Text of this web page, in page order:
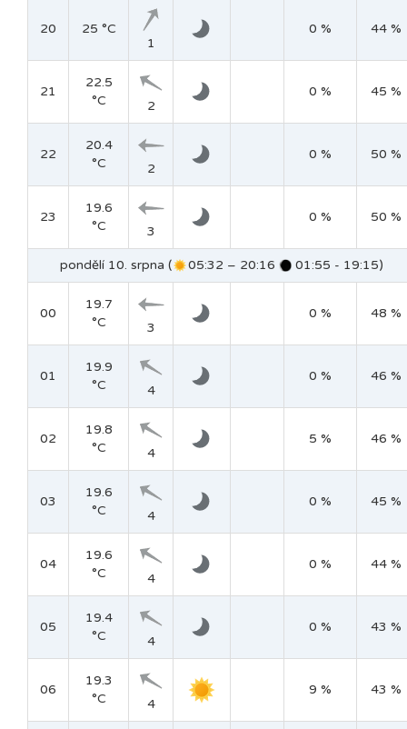
20
25 °C
1
0 % 44 %
21
22.5
°C
2
0 % 45 %
22
20.4
°C
2
0 % 50 %
23
19.6
°C
3
0 % 50 %
pondělí 10. srpna ( 05:32 – 20:16 01:55 - 19:15)
00
19.7
°C
3
0 % 48 %
01
19.9
°C
4
0 % 46 %
02
19.8
°C
4
5 % 46 %
03
19.6
°C
4
0 % 45 %
04
19.6
°C
4
0 % 44 %
05
19.4
°C
4
0 % 43 %
06
19.3
°C
4
9 % 43 %